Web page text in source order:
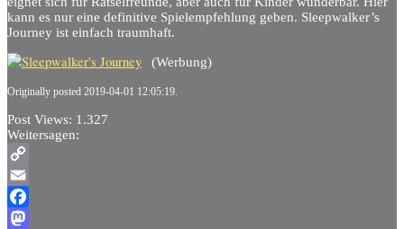
kann es nur eine definitive Spielempfehlung geben. Sleepwalker’s
Journey ist einfach traumhaft.
(Werbung)
Originally posted 2019-04-01 12:05:19.
Post Views: 1.327
Weitersagen:
Copy
Link
Email
Facebook